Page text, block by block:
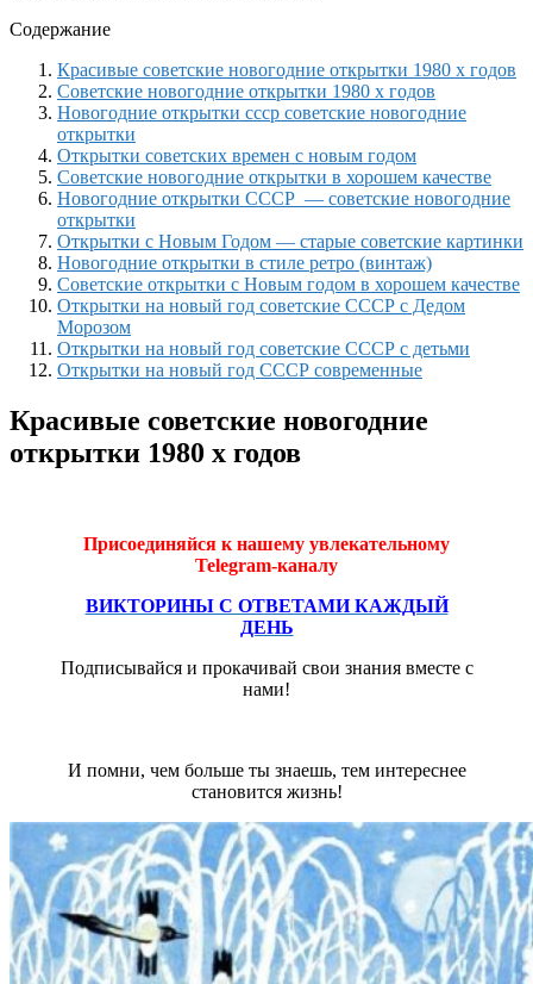
Содержание
Красивые советские новогодние открытки 1980 х годов
Советские новогодние открытки 1980 х годов
Новогодние открытки ссср советские новогодние
открытки
Открытки советских времен с новым годом
Советские новогодние открытки в хорошем качестве
Новогодние открытки СССР — советские новогодние
открытки
Открытки с Новым Годом — старые советские картинки
Новогодние открытки в стиле ретро (винтаж)
Советские открытки с Новым годом в хорошем качестве
Открытки на новый год советские СССР с Дедом
Морозом
Открытки на новый год советские СССР с детьми
Открытки на новый год СССР современные
Красивые советские новогодние
открытки 1980 х годов
Присоединяйся к нашему увлекательному
Telegram-каналу
ВИКТОРИНЫ С ОТВЕТАМИ КАЖДЫЙ
ДЕНЬ
Подписывайся и прокачивай свои знания вместе с
нами!
И помни, чем больше ты знаешь, тем интереснее
становится жизнь!